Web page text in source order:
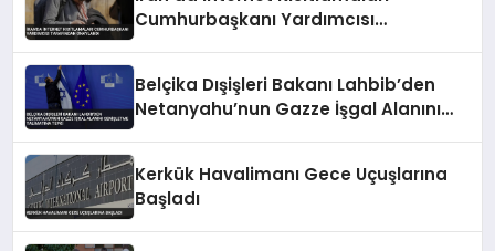
Cumhurbaşkanı Yardımcısı
Belçika Dışişleri Bakanı Lahbib’den
Netanyahu’nun Gazze İşgal Alanını
Kerkük Havalimanı Gece Uçuşlarına
Başladı